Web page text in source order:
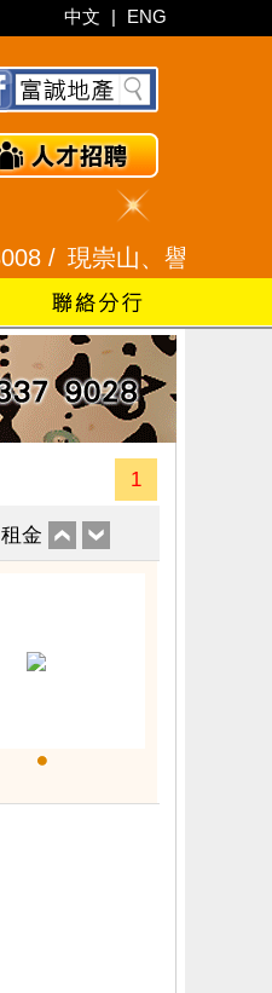
中文 | ENG
現崇山、譽港灣 2345
1
租金